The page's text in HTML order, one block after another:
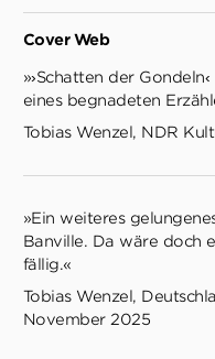
Cover Web
»›Schatten der
eines begnadeten
Tobias Wenzel, NDR
»Ein weiteres
Banville. Da wäre doch
fällig.«
Tobias Wenzel,
November 2025